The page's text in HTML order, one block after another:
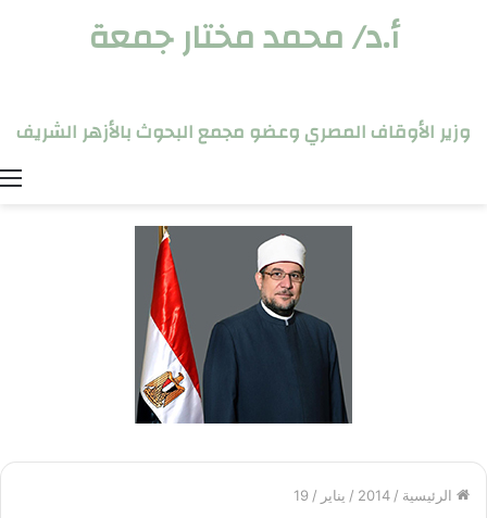
أ.د/ محمد مختار جمعة
وزير الأوقاف المصري وعضو مجمع البحوث بالأزهر الشريف
الرئيسية /
2014
/ يناير /
19